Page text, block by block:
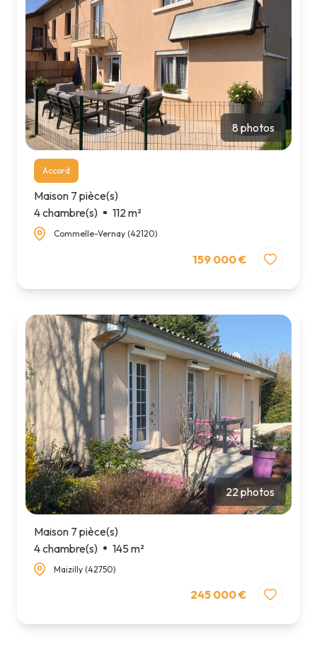
8 photos
Accord
Maison 7 pièce(s)
4 chambre(s)
112 m²
Commelle-Vernay (42120)
159 000 €
22 photos
Maison 7 pièce(s)
4 chambre(s)
145 m²
Maizilly (42750)
245 000 €